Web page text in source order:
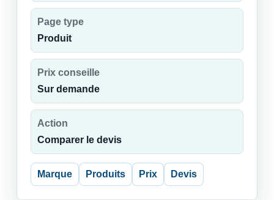
Page type
Produit
Prix conseille
Sur demande
Action
Comparer le devis
Marque Produits Prix Devis